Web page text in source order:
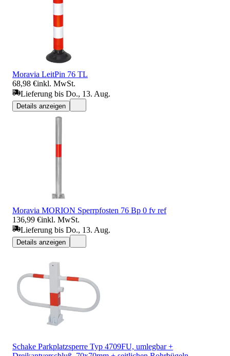
Moravia LeitPin 76 TL
68,98 €inkl. MwSt.
Lieferung bis Do., 13. Aug.
Details anzeigen
Moravia MORION Sperrpfosten 76 Bp 0 fv ref
136,99 €inkl. MwSt.
Lieferung bis Do., 13. Aug.
Details anzeigen
Schake Parkplatzsperre Typ 4709FU, umlegbar +